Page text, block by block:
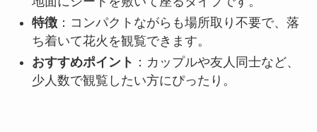
特徴：コンパクトながらも場所取り不要で、落
ち着いて花火を観覧できます。
おすすめポイント ：カップルや友人同士など、
少人数で観覧したい方にぴったり。